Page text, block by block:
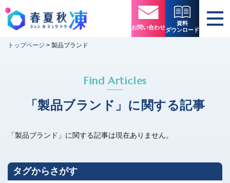
お問い合わせ
資料
ダウンロード
トップページ > 製品ブランド
Find Articles
「製品ブランド」に関する記事
「製品ブランド」に関する記事は現在ありません。
タグからさがす